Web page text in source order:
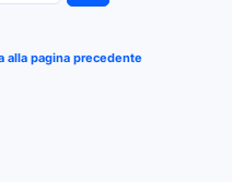
alla pagina precedente